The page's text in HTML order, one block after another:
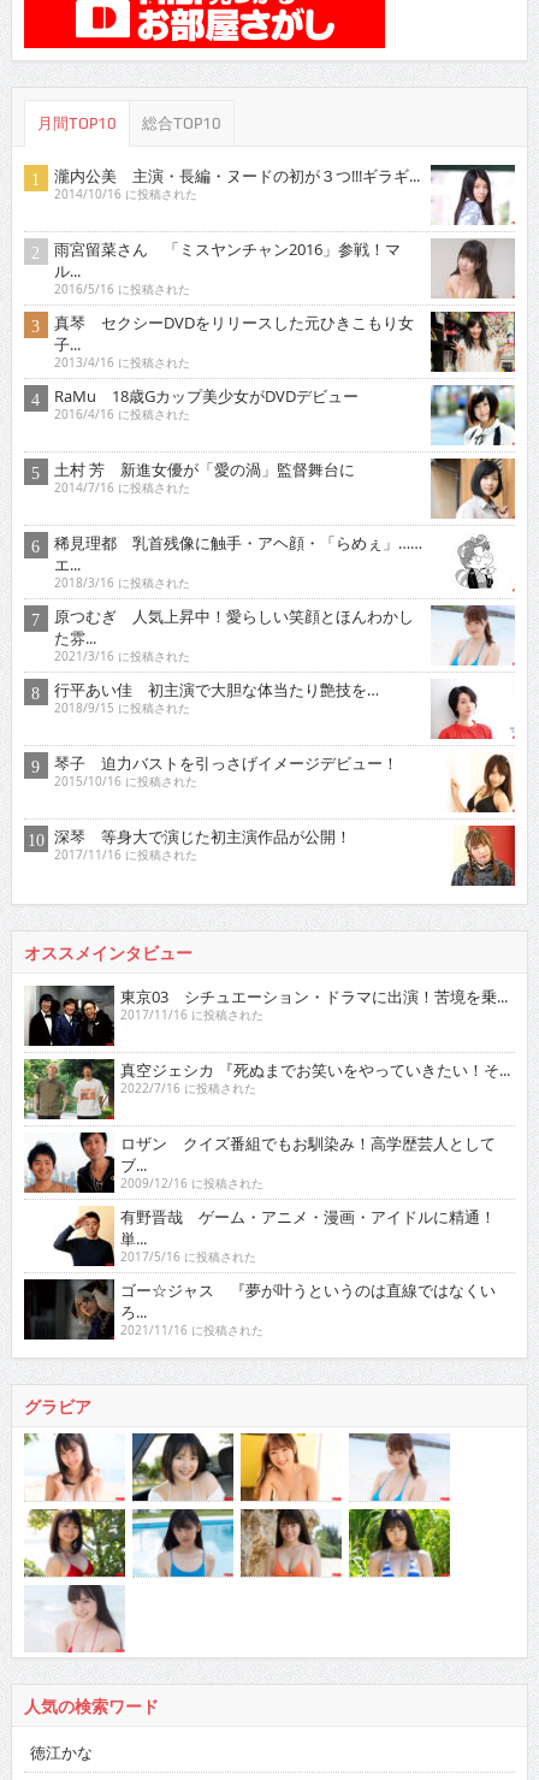
月間TOP10 総合TOP10
瀧内公美 主演・長編・ヌードの初が３つ!!!ギラギ...
2014/10/16 に投稿された
雨宮留菜さん 「ミスヤンチャン2016」参戦！マ
ル...
2016/5/16 に投稿された
真琴 セクシーDVDをリリースした元ひきこもり女
子...
2013/4/16 に投稿された
RaMu 18歳Gカップ美少女がDVDデビュー
2016/4/16 に投稿された
土村 芳 新進女優が「愛の渦」監督舞台に
2014/7/16 に投稿された
稀見理都 乳首残像に触手・アヘ顔・「らめぇ」……
エ...
2018/3/16 に投稿された
原つむぎ 人気上昇中！愛らしい笑顔とほんわかし
た雰...
2021/3/16 に投稿された
行平あい佳 初主演で大胆な体当たり艶技を…
2018/9/15 に投稿された
琴子 迫力バストを引っさげイメージデビュー！
2015/10/16 に投稿された
深琴 等身大で演じた初主演作品が公開！
2017/11/16 に投稿された
オススメインタビュー
東京03 シチュエーション・ドラマに出演！苦境を乗...
2017/11/16 に投稿された
真空ジェシカ 『死ぬまでお笑いをやっていきたい！そ...
2022/7/16 に投稿された
ロザン クイズ番組でもお馴染み！高学歴芸人として
ブ...
2009/12/16 に投稿された
有野晋哉 ゲーム・アニメ・漫画・アイドルに精通！
単...
2017/5/16 に投稿された
ゴー☆ジャス 『夢が叶うというのは直線ではなくい
ろ...
2021/11/16 に投稿された
グラビア
人気の検索ワード
徳江かな